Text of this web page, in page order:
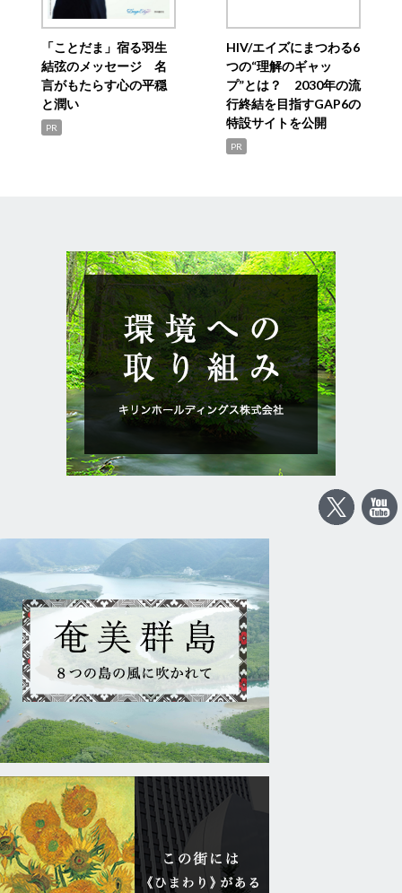
「ことだま」宿る羽生
結弦のメッセージ 名
言がもたらす心の平穏
と潤い
PR
HIV/エイズにまつわる6
つの“理解のギャッ
プ”とは？ 2030年の流
行終結を目指すGAP6の
特設サイトを公開
PR